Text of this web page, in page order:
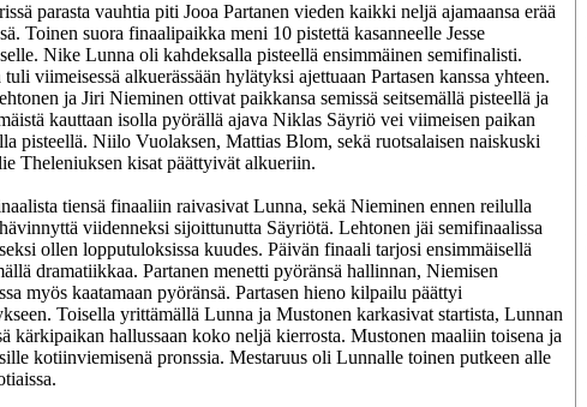
parasta vauhtia piti Jooa Partanen vieden kaikki neljä ajamaansa erää
Toinen suora finaalipaikka meni 10 pistettä kasanneelle Jesse
Nike Lunna oli kahdeksalla pisteellä ensimmäinen semifinalisti.
viimeisessä alkuerässään hylätyksi ajettuaan Partasen kanssa yhteen.
ja Jiri Nieminen ottivat paikkansa semissä seitsemällä pisteellä ja
kauttaan isolla pyörällä ajava Niklas Säyriö vei viimeisen paikan
pisteellä. Niilo Vuolaksen, Mattias Blom, sekä ruotsalaisen naiskuski
Theleniuksen kisat päättyivät alkueriin.
tiensä finaaliin raivasivat Lunna, sekä Nieminen ennen reilulla
viidenneksi sijoittunutta Säyriötä. Lehtonen jäi semifinaalissa
ollen lopputuloksissa kuudes. Päivän finaali tarjosi ensimmäisellä
dramatiikkaa. Partanen menetti pyöränsä hallinnan, Niemisen
myös kaatamaan pyöränsä. Partasen hieno kilpailu päättyi
Toisella yrittämällä Lunna ja Mustonen karkasivat startista, Lunnan
kärkipaikan hallussaan koko neljä kierrosta. Mustonen maaliin toisena ja
kotiinviemisenä pronssia. Mestaruus oli Lunnalle toinen putkeen alle